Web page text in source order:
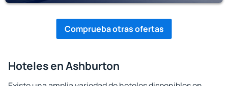
Comprueba otras ofertas
Hoteles en Ashburton